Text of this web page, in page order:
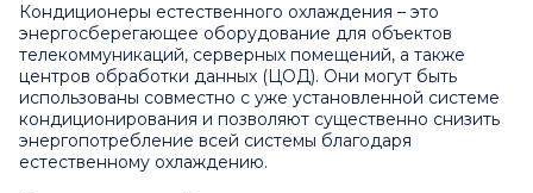
Кондиционеры естественного охлаждения – это
энергосберегающее оборудование для объектов
телекоммуникаций, серверных помещений, а также
центров обработки данных (ЦОД). Они могут быть
использованы совместно с уже установленной системе
кондиционирования и позволяют существенно снизить
энергопотребление всей системы благодаря
естественному охлаждению.